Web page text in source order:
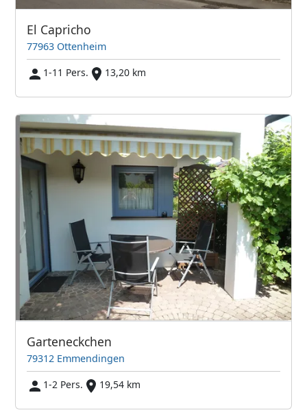
El Capricho
77963 Ottenheim
1-11 Pers.
13,20 km
Garteneckchen
79312 Emmendingen
1-2 Pers.
19,54 km